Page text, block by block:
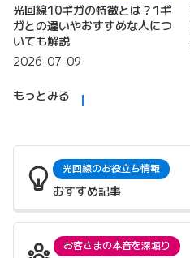
光回線10ギガの特徴とは？1ギ
ガとの違いやおすすめな人につ
いても解説
2026-07-09
もっとみる
光回線のお役立ち情報
おすすめ記事
お客さまの本音を深堀り